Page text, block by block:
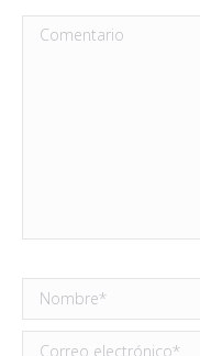
Comentario
Nombre *
Correo electrónico *